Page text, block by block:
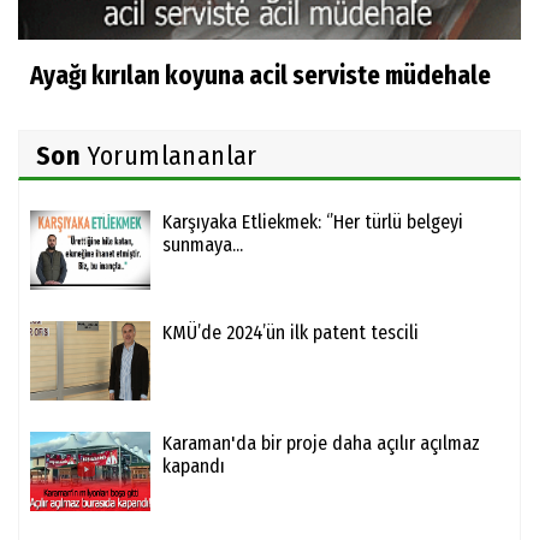
Ayağı kırılan koyuna acil serviste müdehale
Son Yorumlananlar
Karşıyaka Etliekmek: ‘’Her türlü belgeyi
sunmaya...
KMÜ’de 2024’ün ilk patent tescili
Karaman'da bir proje daha açılır açılmaz
kapandı